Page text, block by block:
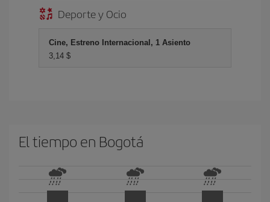
Deporte y Ocio
Cine, Estreno Internacional, 1 Asiento
3,14 $
El tiempo en Bogotá